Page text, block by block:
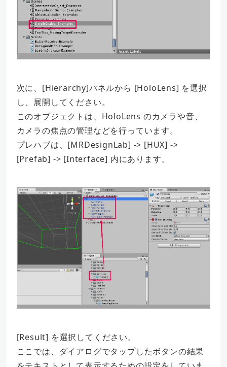
次に、[Hierarchy]パネルから [HoloLens] を選択
し、展開してください。
このオブジェクトは、HoloLens のカメラや音、
カメラの焦点の管理などを行っています。
プレハブは、[MRDesignLab] -> [HUX] ->
[Prefab] -> [Interface] 内にあります。
[Result] を選択してください。
ここでは、ダイアログでタップしたボタンの結果